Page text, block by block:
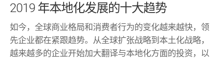
2019 年本地化发展的十大趋势
如今，全球商业格局和消费者行为的变化越来越快，领
先企业都在紧跟趋势。从全球扩张战略到本土化战略，
越来越多的企业开始加大翻译与本地化方面的投资，以